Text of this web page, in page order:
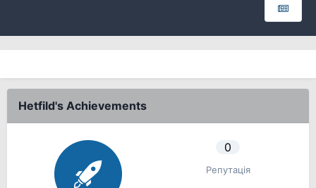
Hetfild's Achievements
0
Репутація